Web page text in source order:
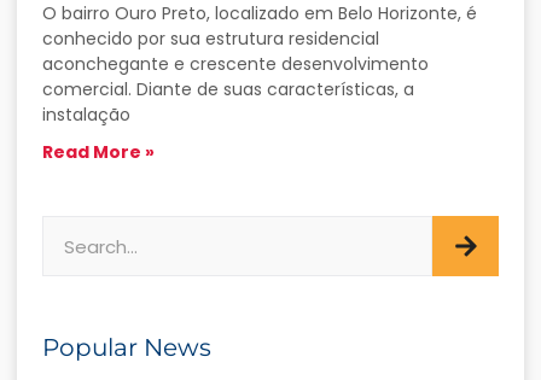
O bairro Ouro Preto, localizado em Belo Horizonte, é
conhecido por sua estrutura residencial
aconchegante e crescente desenvolvimento
comercial. Diante de suas características, a
instalação
Read More »
Popular News